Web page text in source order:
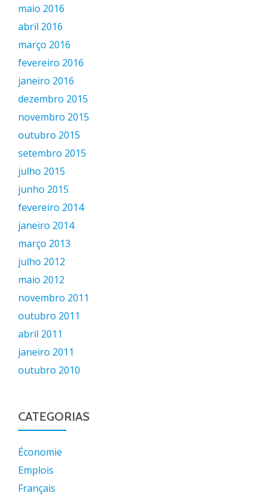
maio 2016
abril 2016
março 2016
fevereiro 2016
janeiro 2016
dezembro 2015
novembro 2015
outubro 2015
setembro 2015
julho 2015
junho 2015
fevereiro 2014
janeiro 2014
março 2013
julho 2012
maio 2012
novembro 2011
outubro 2011
abril 2011
janeiro 2011
outubro 2010
CATEGORIAS
Économie
Emplois
Français